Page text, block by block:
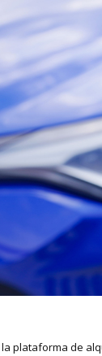
la plataforma de